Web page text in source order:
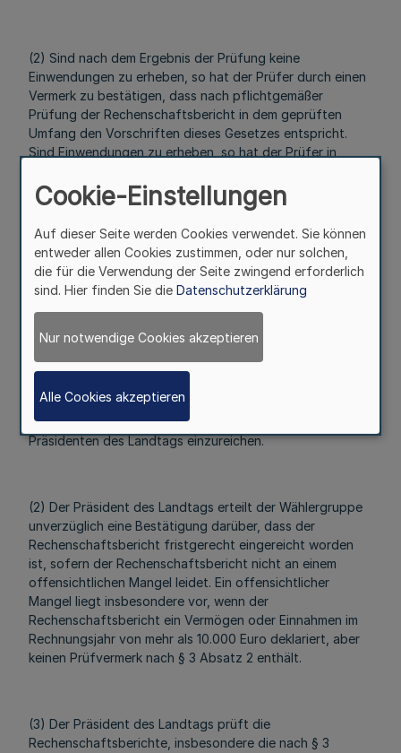
(2) Sind nach dem Ergebnis der Prüfung keine
Einwendungen zu erheben, so hat der Prüfer durch einen
Vermerk zu bestätigen, dass nach pflichtgemäßer
Prüfung der Rechenschaftsbericht in dem geprüften
Umfang den Vorschriften dieses Gesetzes entspricht.
Sind Einwendungen zu erheben, so hat der Prüfer in
oder einzuschränken.
§ 4
Einreichung beim
Präsidentendes Landtags
(1) Der Rechenschaftsbericht ist bis zum 30. September
des auf das Rechnungsjahr folgenden Jahres beim
Präsidenten des Landtags einzureichen.
(2) Der Präsident des Landtags erteilt der Wählergruppe
unverzüglich eine Bestätigung darüber, dass der
Rechenschaftsbericht fristgerecht eingereicht worden
ist, sofern der Rechenschaftsbericht nicht an einem
offensichtlichen Mangel leidet. Ein offensichtlicher
Mangel liegt insbesondere vor, wenn der
Rechenschaftsbericht ein Vermögen oder Einnahmen im
Rechnungsjahr von mehr als 10.000 Euro deklariert, aber
keinen Prüfvermerk nach § 3 Absatz 2 enthält.
(3) Der Präsident des Landtags prüft die
Rechenschaftsberichte, insbesondere die nach § 3
Cookie-Einstellungen
Auf dieser Seite werden Cookies verwendet. Sie können
entweder allen Cookies zustimmen, oder nur solchen,
die für die Verwendung der Seite zwingend erforderlich
sind. Hier finden Sie die Datenschutzerklärung
Nur notwendige Cookies akzeptieren
Alle Cookies akzeptieren